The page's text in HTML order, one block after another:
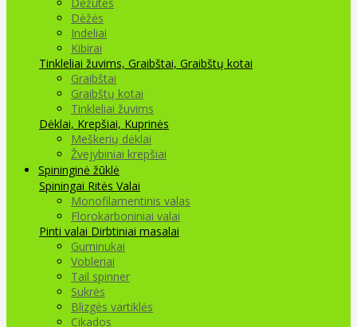
Dėžės
Indeliai
Kibirai
Tinkleliai žuvims, Graibštai, Graibštų kotai
Graibštai
Graibštų kotai
Tinkleliai žuvims
Dėklai, Krepšiai, Kuprinės
Meškerių dėklai
Žvejybiniai krepšiai
Spininginė žūklė
Spiningai Ritės Valai
Monofilamentinis valas
Florokarboniniai valai
Pinti valai Dirbtiniai masalai
Guminukai
Vobleriai
Tail spinner
Sukrės
Blizgės vartiklės
Cikados